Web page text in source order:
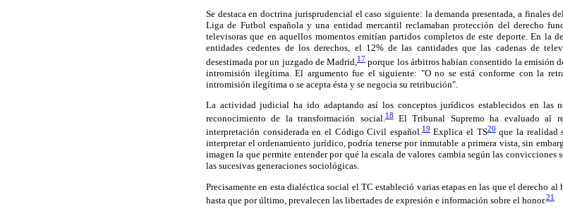
Se destaca en doctrina jurisprudencial el caso siguiente: la demanda presentada, a finales
Liga de Futbol española y una entidad mercantil reclamaban protección del derecho
televisoras que en aquellos momentos emitían partidos completos de este deporte. En la
entidades cedentes de los derechos, el 12% de las cantidades que las cadenas de
desestimada por un juzgado de Madrid,17porque los árbitros habían consentido la emisión
intromisión ilegítima. El argumento fue el siguiente: "O no se está conforme con la
intromisión ilegítima o se acepta ésta y se negocia su retribución".
La actividad judicial ha ido adaptando así los conceptos jurídicos establecidos en las
reconocimiento de la transformación social.18El Tribunal Supremo ha evaluado al
interpretación considerada en el Código Civil español.19Explica el TS20que la realidad
interpretar el ordenamiento jurídico, podría tenerse por inmutable a primera vista, sin
imagen la que permite entender por qué la escala de valores cambia según las
las sucesivas generaciones sociológicas.
Precisamente en esta dialéctica social el TC estableció varias etapas en las que el derecho
hasta que por último, prevalecen las libertades de expresión e información sobre el honor.21